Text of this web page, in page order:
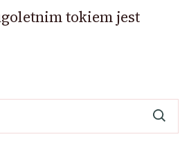
tokiem jest